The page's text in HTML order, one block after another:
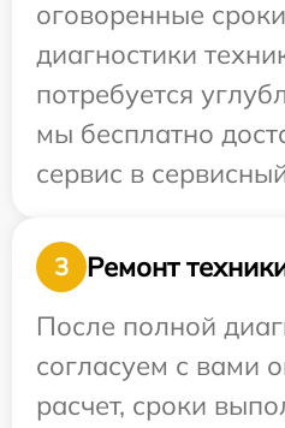
оговоренные
диагностики
потребуется
мы бесплатно
сервис в
3
Ремонт
После полной
согласуем с вами
расчет, сроки